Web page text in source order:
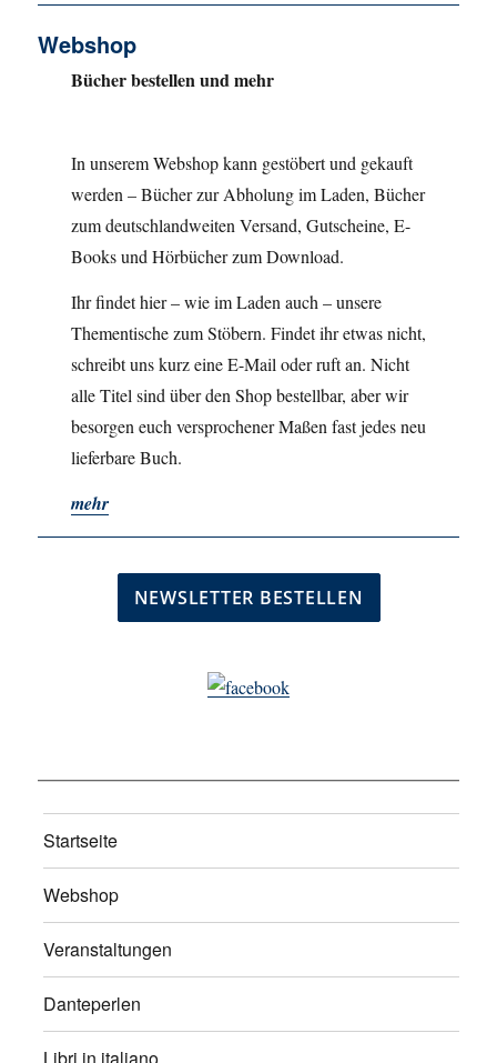
Webshop
Bücher bestellen und mehr
In unserem Webshop kann gestöbert und gekauft
werden – Bücher zur Abholung im Laden, Bücher
zum deutschlandweiten Versand, Gutscheine, E-
Books und Hörbücher zum Download.
Ihr findet hier – wie im Laden auch – unsere
Thementische zum Stöbern. Findet ihr etwas nicht,
schreibt uns kurz eine E-Mail oder ruft an. Nicht
alle Titel sind über den Shop bestellbar, aber wir
besorgen euch versprochener Maßen fast jedes neu
lieferbare Buch.
mehr
Startseite
Webshop
Veranstaltungen
Danteperlen